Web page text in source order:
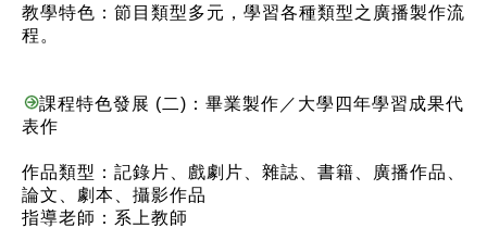
教學特色：節目類型多元，學習各種類型之廣播製作流
程。
課程特色發展 (二)：畢業製作／大學四年學習成果代
表作
作品類型：記錄片、戲劇片、雜誌、書籍、廣播作品、
論文、劇本、攝影作品
指導老師：系上教師